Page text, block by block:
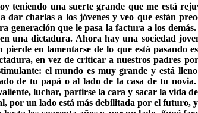
teniendo una suerte grande que me está
dar charlas a los jóvenes y veo que están
generación que le pasa la factura a los
una dictadura. Ahora hay una sociedad
pierde en lamentarse de lo que está pasando
en vez de criticar a nuestros padres
el mundo es muy grande y está
de tu papá o al lado de la casa de tu
luchar, partirse la cara y sacar la vida
por un lado está más debilitada por el futuro,